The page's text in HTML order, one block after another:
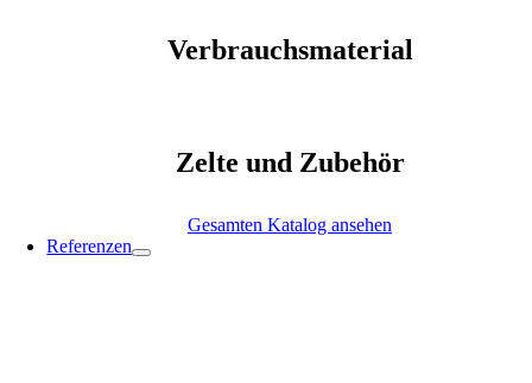
Verbrauchsmaterial
Zelte und Zubehör
Gesamten Katalog ansehen
Referenzen